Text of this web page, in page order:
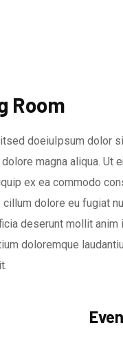
Room
doeiuIpsum dolor
magna aliqua. Ut
ex ea commodo
dolore eu fugiat
deserunt mollit
doloremque